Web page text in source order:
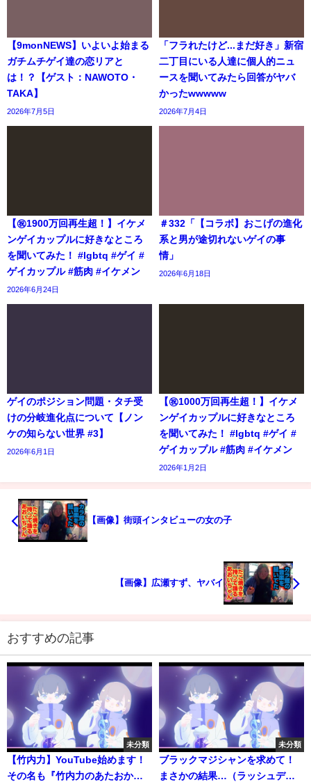
【9monNEWS】いよいよ始まる
ガチムチゲイ達の恋リアと
は！？【ゲスト：NAWOTO・
TAKA】
2026年7月5日
「フラれたけど...まだ好き」新宿
二丁目にいる人達に個人的ニュ
ースを聞いてみたら回答がヤバ
かったwwwww
2026年7月4日
【㊗️1900万回再生超！】イケメ
ンゲイカップルに好きなところ
を聞いてみた！ #lgbtq #ゲイ #
ゲイカップル #筋肉 #イケメン
2026年6月24日
＃332「【コラボ】おこげの進化
系と男が途切れないゲイの事
情」
2026年6月18日
ゲイのポジション問題・タチ受
けの分岐進化点について【ノン
ケの知らない世界 #3】
2026年6月1日
【㊗️1000万回再生超！】イケメ
ンゲイカップルに好きなところ
を聞いてみた！ #lgbtq #ゲイ #
ゲイカップル #筋肉 #イケメン
2026年1月2日
【画像】街頭インタビューの女の子
【画像】広瀬すず、ヤバイ
おすすめの記事
未分類
【竹内力】YouTube始めます！
その名も『竹内力のあたおかチ
未分類
ブラックマジシャンを求めて！
まさかの結果…（ラッシュデュ